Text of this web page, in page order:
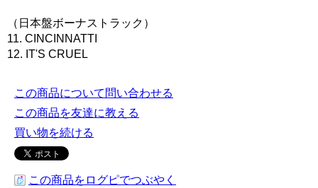
（日本盤ボーナストラック）
11. CINCINNATTI
12. IT'S CRUEL
この商品について問い合わせる
この商品を友達に教える
買い物を続ける
この商品をログピでつぶやく